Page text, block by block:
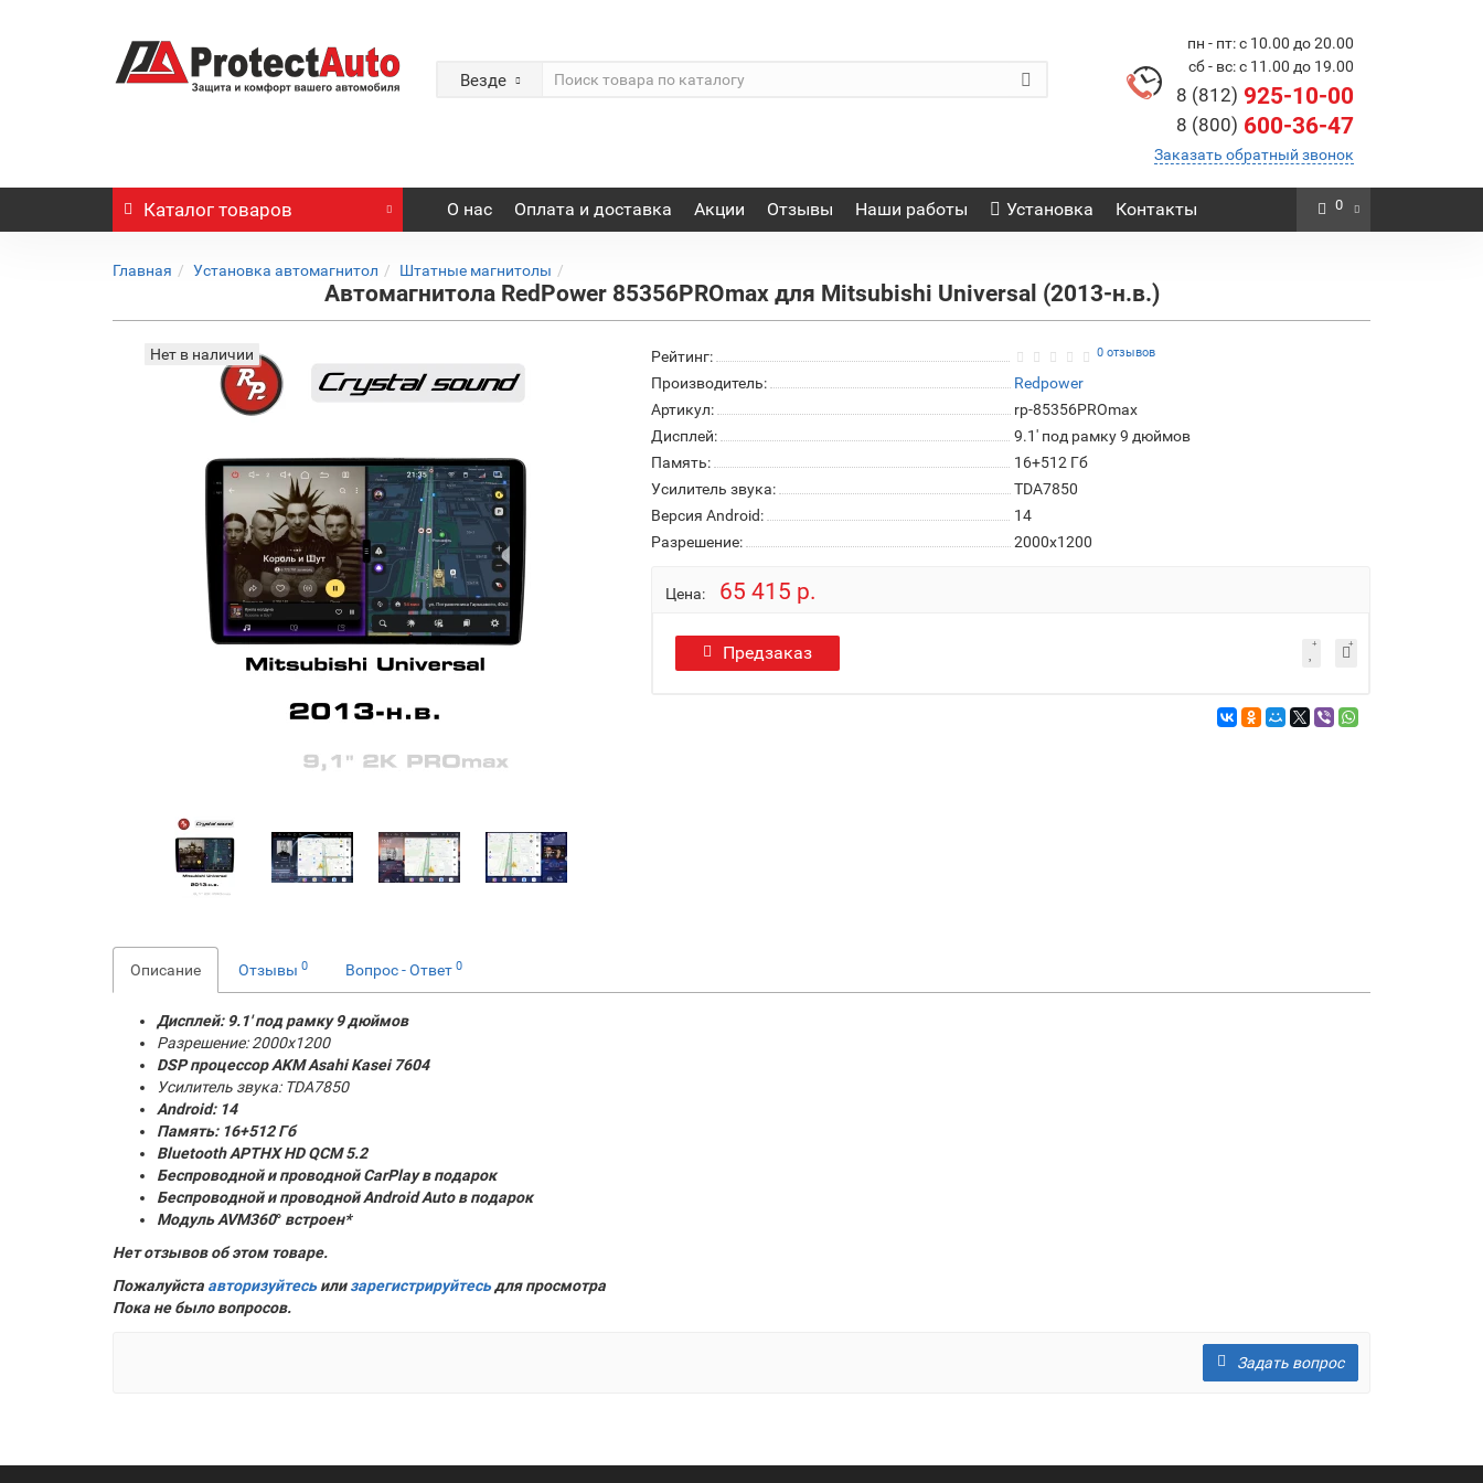
Везде
пн - пт: с 10.00 до 20.00
сб - вс: с 11.00 до 19.00
8 (812) 925-10-00
8 (800) 600-36-47
Заказать обратный звонок
Каталог товаров О нас Оплата и доставка Акции Отзывы Наши работы Установка Контакты 0
Главная Установка автомагнитол Штатные магнитолы
Автомагнитола RedPower 85356PROmax для Mitsubishi Universal (2013-н.в.)
Нет в наличии Рейтинг: 0 отзывов
Производитель:
Redpower
Артикул:
rp-85356PROmax
Дисплей:
9.1' под рамку 9 дюймов
Память:
16+512 Гб
Усилитель звука:
TDA7850
Версия Android:
14
Разрешение:
2000x1200
Цена: 65 415 р.
Предзаказ
Описание Отзывы 0 Вопрос - Ответ 0
Дисплей: 9.1' под рамку 9 дюймов
Разрешение: 2000x1200
DSP процессор AKM Asahi Kasei 7604
Усилитель звука: TDA7850
Android: 14
Память: 16+512 Гб
Bluetooth APTHX HD QCM 5.2
Беспроводной и проводной CarPlay в подарок
Беспроводной и проводной Android Auto в подарок
Модуль AVM360° встроен*
Нет отзывов об этом товаре.
Пожалуйста авторизуйтесьилизарегистрируйтесьдля просмотра
Пока не было вопросов.
Задать вопрос